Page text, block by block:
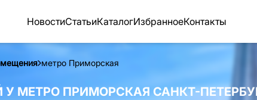
НовостиСтатьиКаталогИзбранноеКонтакты
метро Приморская
ПРИМОРСКАЯ САНКТ-